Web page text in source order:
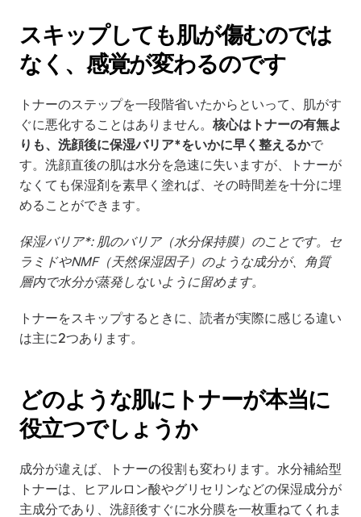
スキップしても肌が傷むのでは
なく、感覚が変わるのです
トナーのステップを一段階省いたからといって、肌がす
ぐに悪化することはありません。 核心はトナーの有無よ
りも、洗顔後に保湿バリア*をいかに早く整えるかで
す。洗顔直後の肌は水分を急速に失いますが、トナーが
なくても保湿剤を素早く塗れば、その時間差を十分に埋
めることができます。
保湿バリア*: 肌のバリア（水分保持膜）のことです。セ
ラミドやNMF（天然保湿因子）のような成分が、角質
層内で水分が蒸発しないように留めます。
トナーをスキップするときに、読者が実際に感じる違い
は主に2つあります。
どのような肌にトナーが本当に
役立つでしょうか
成分が違えば、トナーの役割も変わります。水分補給型
トナーは、ヒアルロン酸やグリセリンなどの保湿成分が
主成分であり、洗顔後すぐに水分膜を一枚重ねてくれま